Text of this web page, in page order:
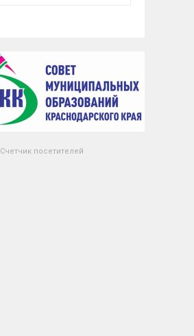
Счетчик посетителей